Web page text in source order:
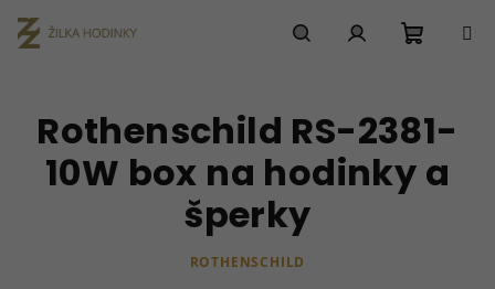
na
obsah
košík
Rothenschild RS-2381-
10W box na hodinky a
šperky
ROTHENSCHILD